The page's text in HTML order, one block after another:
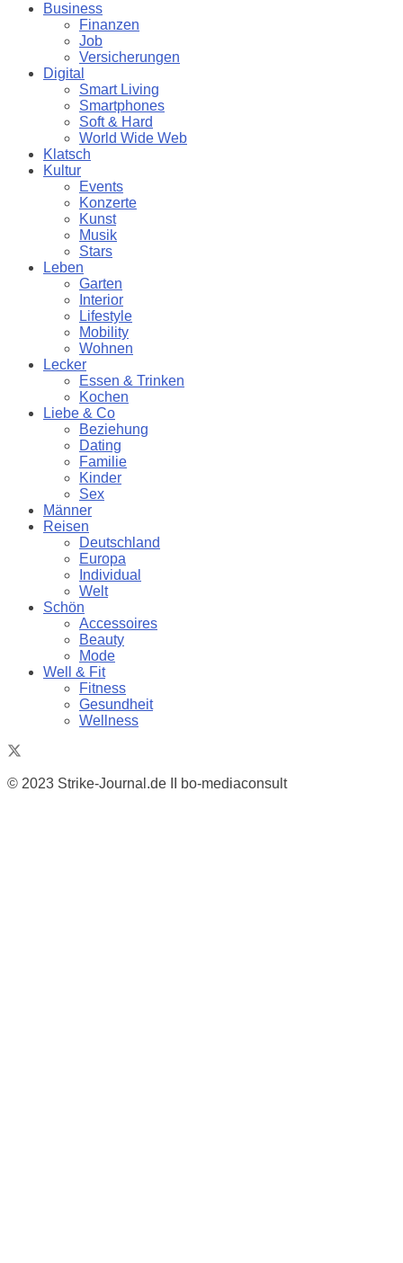
Business
Finanzen
Job
Versicherungen
Digital
Smart Living
Smartphones
Soft & Hard
World Wide Web
Klatsch
Kultur
Events
Konzerte
Kunst
Musik
Stars
Leben
Garten
Interior
Lifestyle
Mobility
Wohnen
Lecker
Essen & Trinken
Kochen
Liebe & Co
Beziehung
Dating
Familie
Kinder
Sex
Männer
Reisen
Deutschland
Europa
Individual
Welt
Schön
Accessoires
Beauty
Mode
Well & Fit
Fitness
Gesundheit
Wellness
© 2023 Strike-Journal.de II bo-mediaconsult